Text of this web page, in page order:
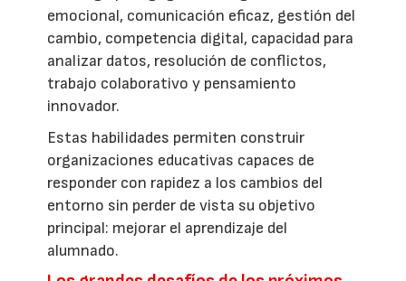
emocional, comunicación eficaz, gestión del
cambio, competencia digital, capacidad para
analizar datos, resolución de conflictos,
trabajo colaborativo y pensamiento
innovador.
Estas habilidades permiten construir
organizaciones educativas capaces de
responder con rapidez a los cambios del
entorno sin perder de vista su objetivo
principal: mejorar el aprendizaje del
alumnado.